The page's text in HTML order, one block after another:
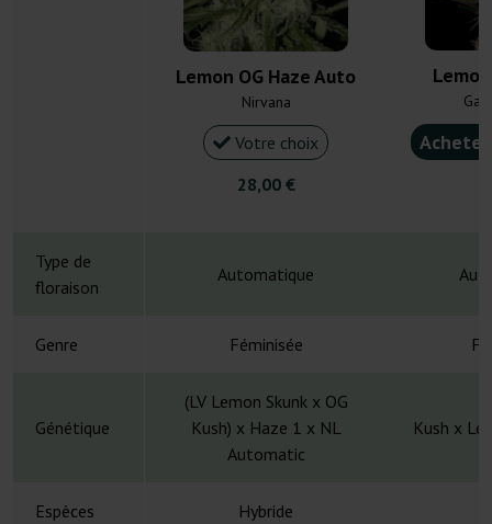
Lemon OG Haze Auto
Nirvana
Votre choix
28,00 €
Type de
floraison
Automatique
Genre Féminisée
Génétique
(LV Lemon Skunk x OG
Kush) x Haze 1 x NL
Automatic
Kush x
Espèces Hybride